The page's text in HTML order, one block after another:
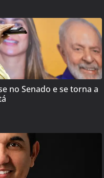
no Senado e se torna a